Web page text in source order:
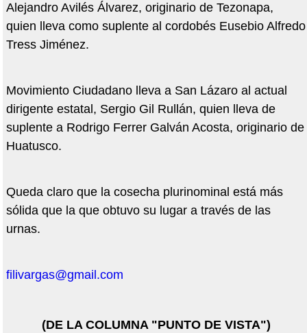
Alejandro Avilés Álvarez, originario de Tezonapa,
quien lleva como suplente al cordobés Eusebio Alfredo
Tress Jiménez.
Movimiento Ciudadano lleva a San Lázaro al actual
dirigente estatal, Sergio Gil Rullán, quien lleva de
suplente a Rodrigo Ferrer Galván Acosta, originario de
Huatusco.
Queda claro que la cosecha plurinominal está más
sólida que la que obtuvo su lugar a través de las
urnas.
filivargas@gmail.com
(DE LA COLUMNA "PUNTO DE VISTA")